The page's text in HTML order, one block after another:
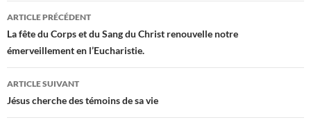
Navigation
des
articles
ARTICLE PRÉCÉDENT
La fête du Corps et du Sang du Christ renouvelle notre
émerveillement en l’Eucharistie.
ARTICLE SUIVANT
Jésus cherche des témoins de sa vie